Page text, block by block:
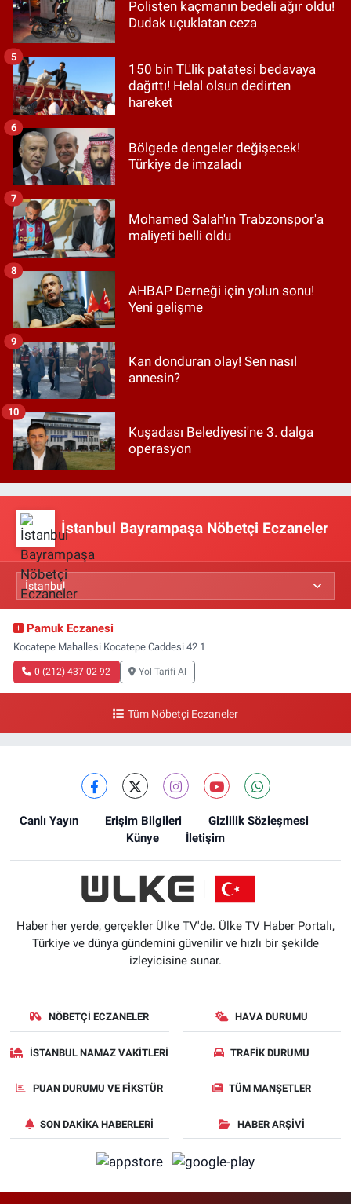
Polisten kaçmanın bedeli ağır oldu!
Dudak uçuklatan ceza
150 bin TL'lik patatesi bedavaya
dağıttı! Helal olsun dedirten
hareket
5
Bölgede dengeler değişecek!
Türkiye de imzaladı
6
Mohamed Salah'ın Trabzonspor'a
maliyeti belli oldu
7
AHBAP Derneği için yolun sonu!
Yeni gelişme
8
Kan donduran olay! Sen nasıl
annesin?
9
Kuşadası Belediyesi'ne 3. dalga
operasyon
10
İstanbul Bayrampaşa Nöbetçi Eczaneler
Pamuk Eczanesi
Kocatepe Mahallesi Kocatepe Caddesi 42 1
0 (212) 437 02 92 Yol Tarifi Al
Tüm Nöbetçi Eczaneler
Canlı Yayın Erişim Bilgileri
Gizlilik Sözleşmesi
Künye
İletişim
Haber her yerde, gerçekler Ülke TV'de. Ülke TV Haber Portalı,
Türkiye ve dünya gündemini güvenilir ve hızlı bir şekilde
izleyicisine sunar.
NÖBETÇI ECZANELER HAVA DURUMU
İSTANBUL NAMAZ VAKITLERI TRAFIK DURUMU
PUAN DURUMU VE FIKSTÜR TÜM MANŞETLER
SON DAKIKA HABERLERI HABER ARŞIVI